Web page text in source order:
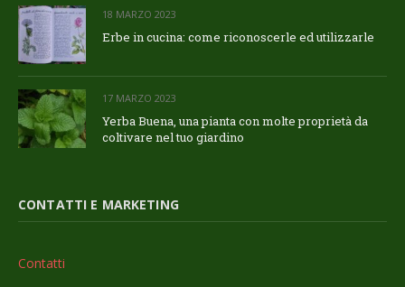
18 MARZO 2023
Erbe in cucina: come riconoscerle ed utilizzarle
17 MARZO 2023
Yerba Buena, una pianta con molte proprietà da
coltivare nel tuo giardino
CONTATTI E MARKETING
Contatti